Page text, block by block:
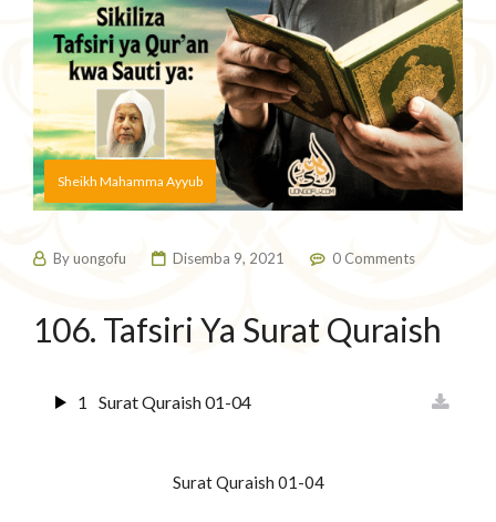
Sheikh Mahamma Ayyub
Byuongofu Disemba 9, 2021 0 Comments
106. Tafsiri Ya Surat Quraish
1 Surat Quraish 01-04
Surat Quraish 01-04